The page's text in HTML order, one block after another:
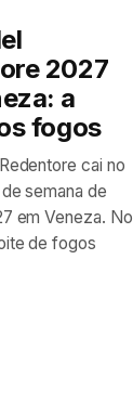
2027
a
fogos
cai no
semana de
em Veneza. No
de fogos